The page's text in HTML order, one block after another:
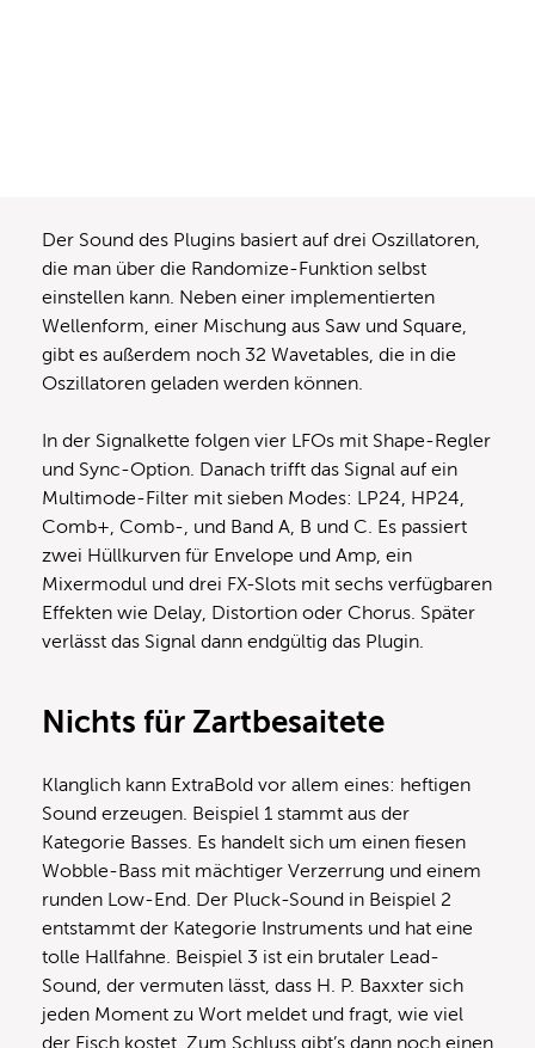
Der Sound des Plugins basiert auf drei Oszillatoren,
die man über die Randomize-Funktion selbst
einstellen kann. Neben einer implementierten
Wellenform, einer Mischung aus Saw und Square,
gibt es außerdem noch 32 Wavetables, die in die
Oszillatoren geladen werden können.
In der Signalkette folgen vier LFOs mit Shape-Regler
und Sync-Option. Danach trifft das Signal auf ein
Multimode-Filter mit sieben Modes: LP24, HP24,
Comb+, Comb-, und Band A, B und C. Es passiert
zwei Hüllkurven für Envelope und Amp, ein
Mixermodul und drei FX-Slots mit sechs verfügbaren
Effekten wie Delay, Distortion oder Chorus. Später
verlässt das Signal dann endgültig das Plugin.
Nichts für Zartbesaitete
Klanglich kann ExtraBold vor allem eines: heftigen
Sound erzeugen. Beispiel 1 stammt aus der
Kategorie Basses. Es handelt sich um einen fiesen
Wobble-Bass mit mächtiger Verzerrung und einem
runden Low-End. Der Pluck-Sound in Beispiel 2
entstammt der Kategorie Instruments und hat eine
tolle Hallfahne. Beispiel 3 ist ein brutaler Lead-
Sound, der vermuten lässt, dass H. P. Baxxter sich
jeden Moment zu Wort meldet und fragt, wie viel
der Fisch kostet. Zum Schluss gibt’s dann noch einen